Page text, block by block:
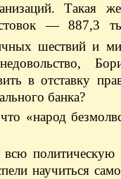
Такая
— 887,3
шествий и
в отставку
банка?
«народ
политическую
научиться